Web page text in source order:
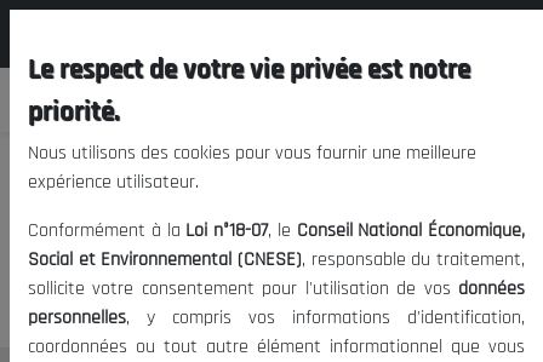
We apologize, but you cannot
access this content.
Le respect de votre vie privée est notre
priorité.
Nous utilisons des cookies pour vous fournir une meilleure
expérience utilisateur.
Conformément à la Loi n°18-07, le Conseil National Économique,
Social et Environnemental (CNESE), responsable du traitement,
sollicite votre consentement pour l'utilisation de vos données
personnelles, y compris vos informations d'identification,
coordonnées ou tout autre élément informationnel que vous